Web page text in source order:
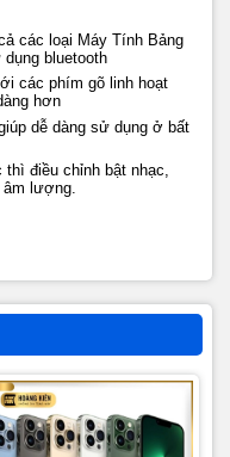
các loại Máy Tính Bảng
bluetooth
các phím gõ linh hoạt
hơn
dễ dàng sử dụng ở bất
điều chỉnh bật nhạc,
âm lượng.